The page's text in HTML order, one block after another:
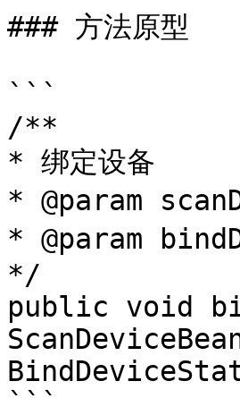
### 方法原型
```
/**
* 绑定设备
* @param
* @param
*/
public void
```